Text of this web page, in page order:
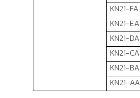
KN21-FA
KN21-EA
KN21-DA
KN21-CA
KN21-BA
KN21-AA